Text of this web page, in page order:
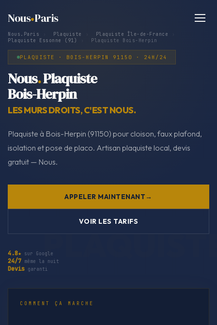
Nous Paris
Nous.Paris Plaquiste Plaquiste Île-de-France
Plaquiste Essonne (91)
Plaquiste Bois-Herpin
PLAQUISTE · BOIS-HERPIN 91150 · 24H/24
Nous.Plaquiste
Bois-Herpin
LES MURS DROITS, C'EST NOUS.
Plaquiste à Bois-Herpin (91150) pour cloison, faux plafond,
isolation et pose de placo. Artisan plaquiste local, devis
gratuit — Nous.
APPELER MAINTENANT
VOIR LES TARIFS
4.8★ sur Google
24/7 même la nuit
Devis garanti
COMMENT ÇA MARCHE